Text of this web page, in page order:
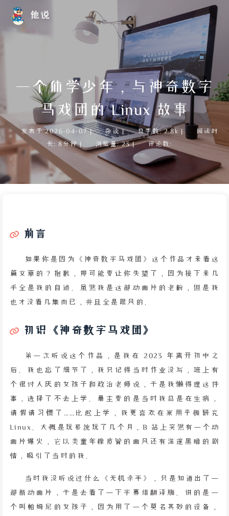
他说
一个休学少年，与神奇数字
马戏团的 Linux 故事
发表于 2026-04-07 | 杂谈 | 总字数: 2.8k |
阅读时
长: 8分钟 | 浏览量: 23 | 评论数:
前言
如果你是因为《神奇数字马戏团》这个作品才来看这
篇文章的？抱歉，那可能要让你失望了，因为接下来几
乎全是我的自述。虽然我是这部动画片的老粉，但是我
也才没看几集而已，并且全是跟风的。
初识《神奇数字马戏团》
第一次听说这个作品，是我在 2023 年离开初中之
后。我也忘了细节了，我只记得当时作业没写，班上有
个很讨人厌的女孩子和政治老师说，于是我懒得理这件
事，选择了不去上学。最主要的是当时我总是在生病，
请假请习惯了……比起上学，我更喜欢在家用平板研究
Linux。大概是玩系统玩了几个月，B 站上突然有一个动
画片爆火，它以类童年橡皮管的画风还有深邃黑暗的剧
情，吸引了当时的我。
当时我没听说过什么《无机杀手》，只是知道出了一
部新动画片，于是去看了一下字幕组翻译版。讲的是一
个叫帕姆尼的女孩子，因为用了一个莫名其妙的设备，